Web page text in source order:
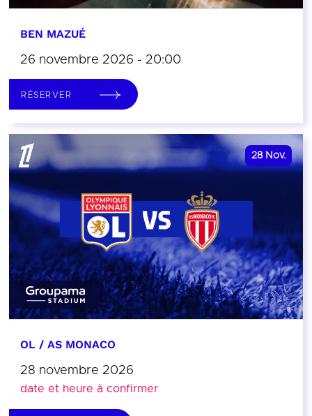
BEN MAZUÉ
26 novembre 2026 - 20:00
RÉSERVER
28 Nov.
OL / AS MONACO
28 novembre 2026
date et heure à confirmer